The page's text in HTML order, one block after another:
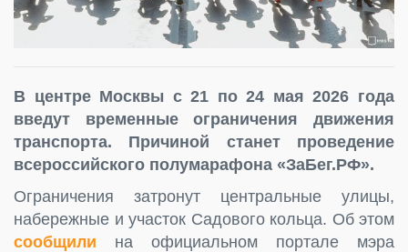
В центре Москвы с 21 по 24 мая 2026 года
введут временные ограничения движения
транспорта. Причиной станет проведение
всероссийского полумарафона «ЗаБег.РФ».
Ограничения затронут центральные улицы,
набережные и участок Садового кольца. Об этом
сообщили
на официальном портале мэра